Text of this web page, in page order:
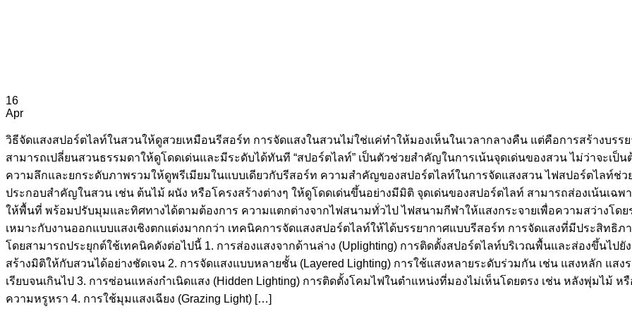
16
Apr
วิธีจัดแสงสปอร์ตไลท์ในสวนให้ดูสวยเหมือนรีสอร์ท การจัดแสงในสวนไม่ใช่แค่ทำให้มองเห็นในเวลากลางคืน แต่คือการสร้างบร
สามารถเปลี่ยนสวนธรรมดาให้ดูโดดเด่นและมีระดับได้ทันที “สปอร์ตไลท์” เป็นตัวช่วยสำคัญในการเน้นจุดเด่นของสวน ไม่ว่าจะเป็
ความลึกและยกระดับภาพรวมให้ดูพรีเมียมในแบบเดียวกับรีสอร์ท ความสำคัญของสปอร์ตไลท์ในการจัดแสงสวน ไฟสปอร์ตไลท์ช่
ประกอบสำคัญในสวน เช่น ต้นไม้ ผนัง หรือโครงสร้างต่างๆ ให้ดูโดดเด่นขึ้นอย่างมีมิติ จุดเด่นของสปอร์ตไลท์ สามารถส่องเน้นเฉ
ให้พื้นที่ พร้อมปรับมุมและทิศทางได้ตามต้องการ ความแตกต่างจากไฟสนามทั่วไป ไฟสนามกีฬาให้แสงกระจายเพื่อความสว่างโด
เหมาะกับงานออกแบบแสงเชิงตกแต่งมากกว่า เทคนิคการจัดแสงสปอร์ตไลท์ให้ได้บรรยากาศแบบรีสอร์ท การจัดแสงที่มีประสิท
โดยสามารถประยุกต์ใช้เทคนิคดังต่อไปนี้ 1. การส่องแสงจากด้านล่าง (Uplighting) การติดตั้งสปอร์ตไลท์บริเวณพื้นและส่องขึ้นไป
สร้างมิติให้กับสวนได้อย่างชัดเจน 2. การจัดแสงแบบหลายชั้น (Layered Lighting) การใช้แสงหลายระดับร่วมกัน เช่น แสงหลัก แ
เรียบจนเกินไป 3. การซ่อนแหล่งกำเนิดแสง (Hidden Lighting) การติดตั้งโคมไฟในตำแหน่งที่มองไม่เห็นโดยตรง เช่น หลังพุ่มไม้
ความหรูหรา 4. การใช้มุมแสงเฉียง (Grazing Light) […]